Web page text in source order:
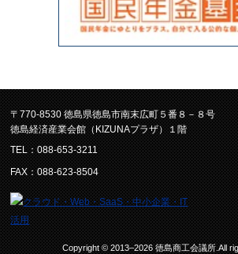
〒770-8530 徳島県徳島市南末広町５番８－８号
徳島経済産業会館（KIZUNAプラザ）１階
TEL：088-653-3211
FAX：088-623-8504
Copyright © 2013–2026 徳島商工会議所.All